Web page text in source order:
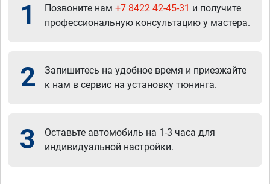
1 Позвоните нам +7 8422 42-45-31 и получите
профессиональную консультацию у мастера.
2
Запишитесь на удобное время и приезжайте
к нам в сервис на установку тюнинга.
3
Оставьте автомобиль на 1-3 часа для
индивидуальной настройки.